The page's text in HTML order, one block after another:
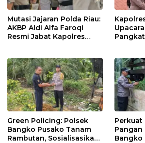
Mutasi Jajaran Polda Riau:
AKBP Aldi Alfa Faroqi
Resmi Jabat Kapolres
Green Policing: Polsek
Bangko Pusako Tanam
Rambutan, Sosialisasikan
Perkuat
Pangan
Bangko